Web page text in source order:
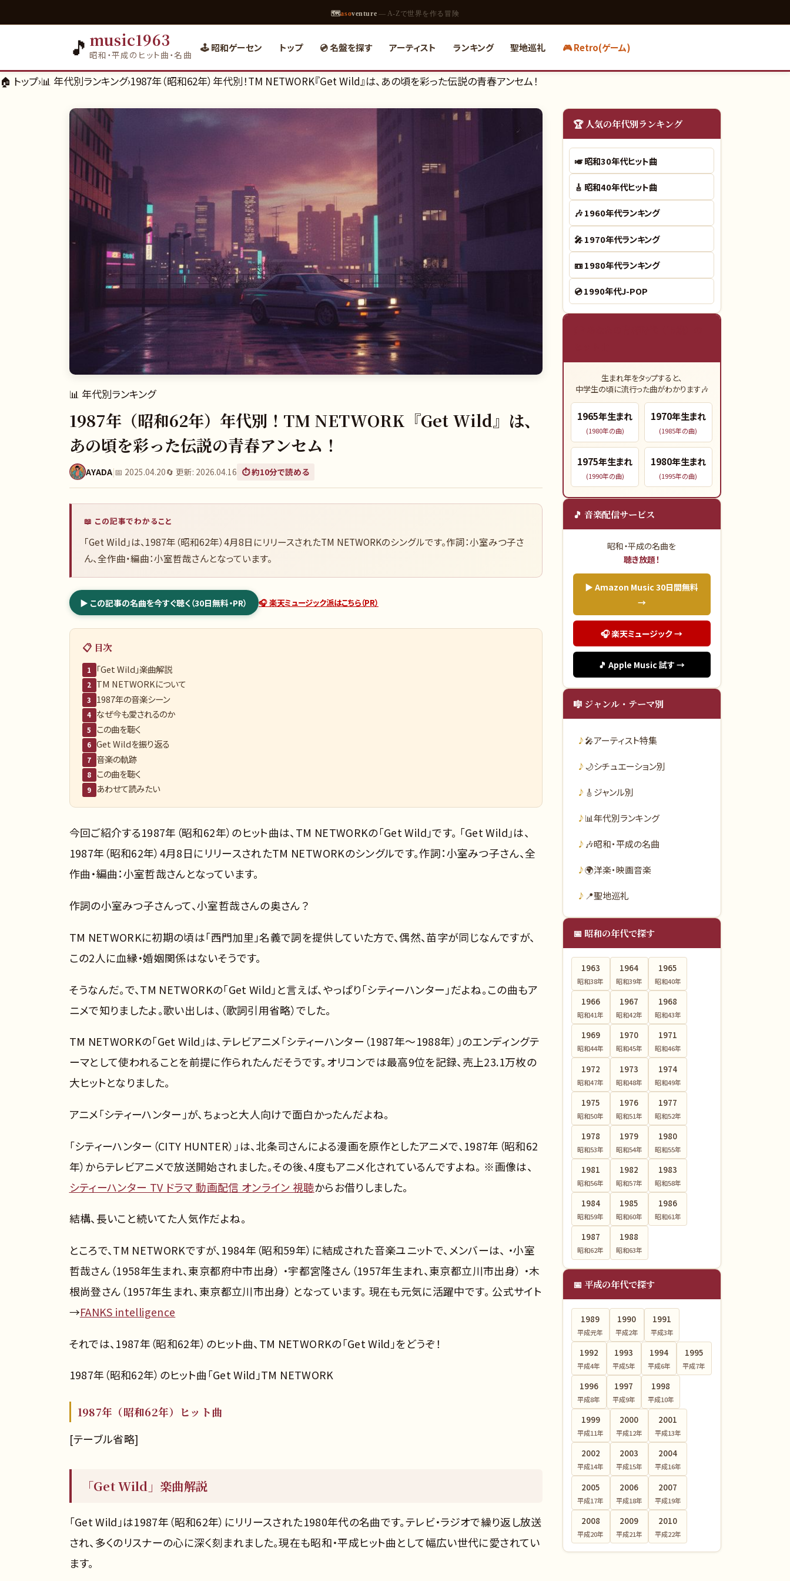
🗺asoventure — A-Zで世界を作る冒険
🎵 music1963
昭和・平成のヒット曲・名曲
🕹️ 昭和ゲーセン トップ 💿 名盤を探す アーティスト ランキング 聖地巡礼 🎮 Retro(ゲーム)
🏠 トップ›📊 年代別ランキング›1987年（昭和62年）年代別！TM NETWORK『Get Wild』は、あの頃を彩った伝説の青春アンセム！
📊 年代別ランキング
1987年（昭和62年）年代別！TM NETWORK『Get Wild』は、
あの頃を彩った伝説の青春アンセム！
AYADA|📅 2025.04.20🔄 更新: 2026.04.16 ⏱️ 約10分で読める
📖 この記事でわかること
「Get Wild」は、1987年（昭和62年）4月8日にリリースされたTM NETWORKのシングルです。作詞：小室みつ子さ
ん、全作曲・編曲：小室哲哉さんとなっています。
▶ この記事の名曲を今すぐ聴く（30日無料・PR） 🎧 楽天ミュージック派はこちら（PR）
📋 目次
1 「Get Wild」楽曲解説
2 TM NETWORKについて
3 1987年の音楽シーン
4 なぜ今も愛されるのか
5 この曲を聴く
6 Get Wildを振り返る
7 音楽の軌跡
8 この曲を聴く
9 あわせて読みたい
今回ご紹介する1987年（昭和62年）のヒット曲は、TM NETWORKの「Get Wild」です。 「Get Wild」は、
1987年（昭和62年）4月8日にリリースされたTM NETWORKのシングルです。作詞：小室みつ子さん、全
作曲・編曲：小室哲哉さんとなっています。
作詞の小室みつ子さんって、小室哲哉さんの奥さん？
TM NETWORKに初期の頃は「西門加里」名義で詞を提供していた方で、偶然、苗字が同じなんですが、
この2人に血縁・婚姻関係はないそうです。
そうなんだ。で、TM NETWORKの「Get Wild」と言えば、やっぱり「シティーハンター」だよね。この曲もア
ニメで知りましたよ。歌い出しは、（歌詞引用省略）でした。
TM NETWORKの「Get Wild」は、テレビアニメ「シティーハンター（1987年～1988年）」のエンディングテ
ーマとして使われることを前提に作られたんだそうです。オリコンでは最高9位を記録、売上23.1万枚の
大ヒットとなりました。
アニメ「シティーハンター」が、ちょっと大人向けで面白かったんだよね。
「シティーハンター（CITY HUNTER）」は、北条司さんによる漫画を原作としたアニメで、1987年（昭和62
年）からテレビアニメで放送開始されました。その後、4度もアニメ化されているんですよね。 ※画像は、
シティーハンター TV ドラマ 動画配信 オンライン 視聴からお借りしました。
結構、長いこと続いてた人気作だよね。
ところで、TM NETWORKですが、1984年（昭和59年）に結成された音楽ユニットで、メンバーは、 ・小室
哲哉さん（1958年生まれ、東京都府中市出身） ・宇都宮隆さん（1957年生まれ、東京都立川市出身） ・木
根尚登さん（1957年生まれ、東京都立川市出身） となっています。 現在も元気に活躍中です。 公式サイト
→FANKS intelligence
それでは、1987年（昭和62年）のヒット曲、TM NETWORKの「Get Wild」をどうぞ！
1987年（昭和62年）のヒット曲「Get Wild」TM NETWORK
1987年（昭和62年）ヒット曲
[テーブル省略]
「Get Wild」楽曲解説
「Get Wild」は1987年（昭和62年）にリリースされた1980年代の名曲です。テレビ・ラジオで繰り返し放送
され、多くのリスナーの心に深く刻まれました。現在も昭和・平成ヒット曲として幅広い世代に愛されてい
ます。
🏆 人気の年代別ランキング
🎺昭和30年代ヒット曲
🎸 昭和40年代ヒット曲
🎶1960年代ランキング
🎤1970年代ランキング
📼1980年代ランキング
💿1990年代J-POP
生まれ年をタップすると、
中学生の頃に流行った曲がわかります🎶
1965年生まれ
(1980年の曲)
1970年生まれ
(1985年の曲)
1975年生まれ
(1990年の曲)
1980年生まれ
(1995年の曲)
🎵 音楽配信サービス
昭和・平成の名曲を
聴き放題！
▶ Amazon Music 30日間無料
→
🎧 楽天ミュージック →
🎵 Apple Music 試す →
🎼 ジャンル・テーマ別
🎤アーティスト特集
🌙シチュエーション別
🎸ジャンル別
📊年代別ランキング
🎶昭和・平成の名曲
🌍洋楽・映画音楽
📍聖地巡礼
📅 昭和の年代で探す
1963
昭和38年
1964
昭和39年
1965
昭和40年
1966
昭和41年
1967
昭和42年
1968
昭和43年
1969
昭和44年
1970
昭和45年
1971
昭和46年
1972
昭和47年
1973
昭和48年
1974
昭和49年
1975
昭和50年
1976
昭和51年
1977
昭和52年
1978
昭和53年
1979
昭和54年
1980
昭和55年
1981
昭和56年
1982
昭和57年
1983
昭和58年
1984
昭和59年
1985
昭和60年
1986
昭和61年
1987
昭和62年
1988
昭和63年
📅 平成の年代で探す
1989
平成元年
1990
平成2年
1991
平成3年
1992
平成4年
1993
平成5年
1994
平成6年
1995
平成7年
1996
平成8年
1997
平成9年
1998
平成10年
1999
平成11年
2000
平成12年
2001
平成13年
2002
平成14年
2003
平成15年
2004
平成16年
2005
平成17年
2006
平成18年
2007
平成19年
2008
平成20年
2009
平成21年
2010
平成22年